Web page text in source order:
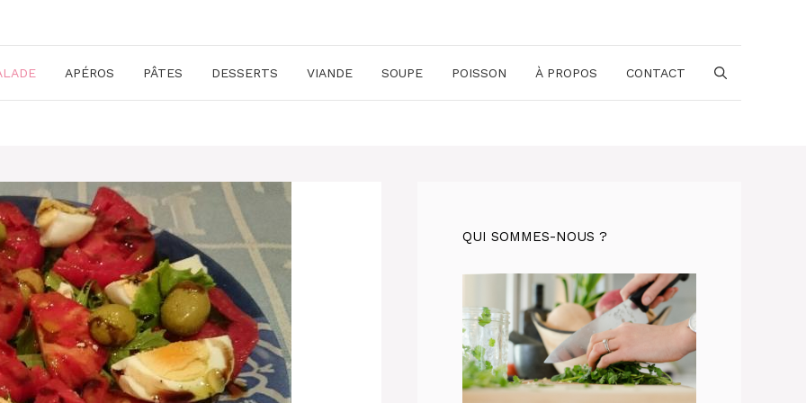
APÉROS PÂTES DESSERTS VIANDE SOUPE POISSON À PROPOS CONTACT
QUI SOMMES-NOUS ?